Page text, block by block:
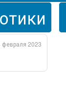
февраля 2023